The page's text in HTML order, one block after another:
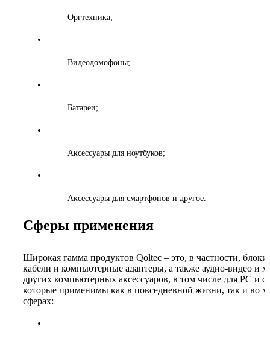
Оргтехника;
Видеодомофоны;
Батареи;
Аксессуары для ноутбуков;
Аксессуары для смартфонов и другое.
Сферы применения
Широкая гамма продуктов Qoltec – это, в частности,
кабели и компьютерные адаптеры, а также аудио-видео и
других компьютерных аксессуаров, в том числе для PC и
которые применимы как в повседневной жизни, так и во
сферах: